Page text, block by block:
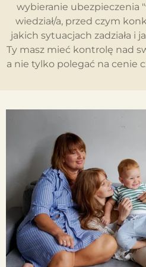
wybieranie ubezpieczenia
wiedział/a, przed czym
jakich sytuacjach zadziała i
Ty masz mieć kontrolę nad
a nie tylko polegać na cenie